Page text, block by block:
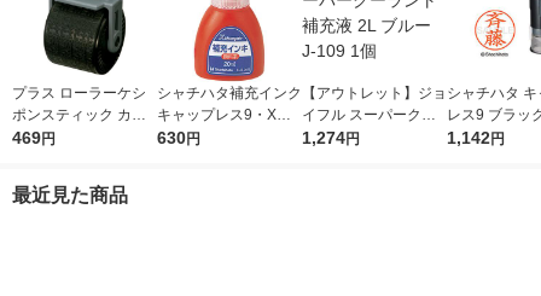
プラス ローラーケシ
ポンスティック カー
トリッジ 個人情報保
469円
シャチハタ補充インク
キャップレス9・Xス
タンパー用 XLR-20N
630円
【アウトレット】ジョ
イフル スーパークー
ラント補充液 2L ブル
1,274円
シャチハタ
レス9 ブラッ
L-
1,142円
最近見た商品